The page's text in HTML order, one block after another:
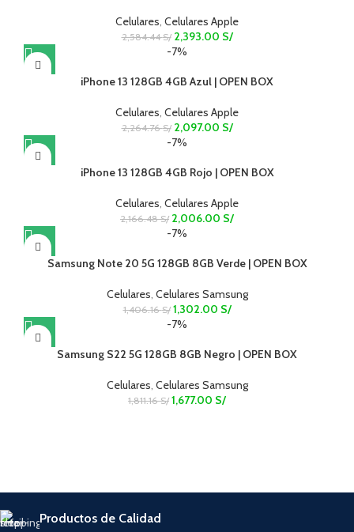
Celulares Celulares Apple
2,584.44S/ 2,393.00 S/
-7%
iPhone 13 128GB 4GB Azul | OPEN BOX
Celulares Celulares Apple
2,264.76S/ 2,097.00 S/
-7%
iPhone 13 128GB 4GB Rojo | OPEN BOX
Celulares Celulares Apple
2,166.48S/ 2,006.00 S/
-7%
Samsung Note 20 5G 128GB 8GB Verde | OPEN BOX
Celulares Celulares Samsung
1,406.16S/ 1,302.00 S/
-7%
Samsung S22 5G 128GB 8GB Negro | OPEN BOX
Celulares Celulares Samsung
1,811.16S/ 1,677.00 S/
Productos de Calidad